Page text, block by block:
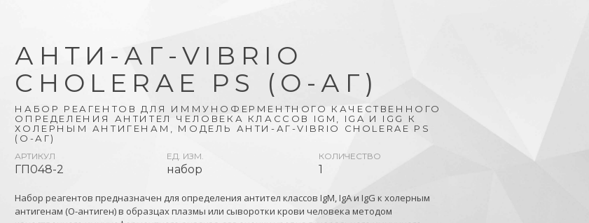
АНТИ-АГ-VIBRIO
CHOLERAE PS (О-АГ)
НАБОР РЕАГЕНТОВ ДЛЯ ИММУНОФЕРМЕНТНОГО КАЧЕСТВЕННОГО
ОПРЕДЕЛЕНИЯ АНТИТЕЛ ЧЕЛОВЕКА КЛАССОВ IGM, IGA И IGG К
ХОЛЕРНЫМ АНТИГЕНАМ, МОДЕЛЬ АНТИ-АГ-VIBRIO CHOLERAE PS
(О-АГ)
АРТИКУЛ
ГП048-2
ЕД. ИЗМ.
набор
КОЛИЧЕСТВО
1
Набор реагентов предназначен для определения антител классов IgM, IgA и IgG к холерным
антигенам (О-антиген) в образцах плазмы или сыворотки крови человека методом